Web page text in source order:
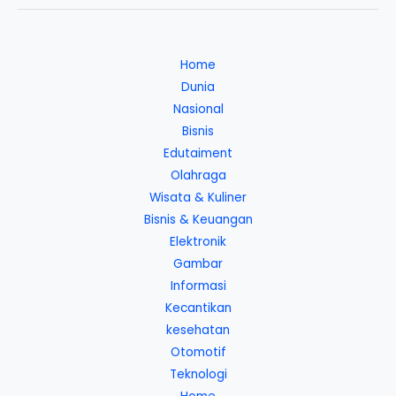
Home
Dunia
Nasional
Bisnis
Edutaiment
Olahraga
Wisata & Kuliner
Bisnis & Keuangan
Elektronik
Gambar
Informasi
Kecantikan
kesehatan
Otomotif
Teknologi